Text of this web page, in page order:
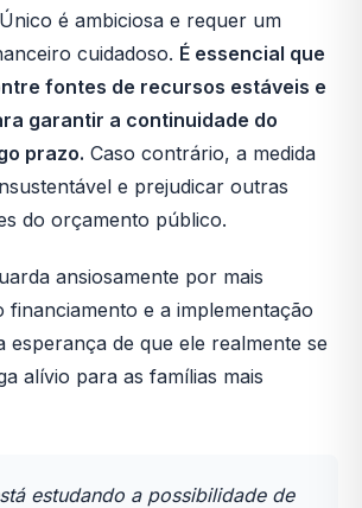
é ambiciosa e requer um
cuidadoso. É essencial que
fontes de recursos estáveis e
garantir a continuidade do
prazo. Caso contrário, a medida
e prejudicar outras
do orçamento público.
ansiosamente por mais
financiamento e a implementação
esperança de que ele realmente se
alívio para as famílias mais
estudando a possibilidade de